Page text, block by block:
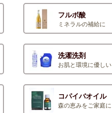
フルボ酸
ミネラルの補給に
洗濯洗剤
お肌と環境に優しい
コパイバオイル
森の恵みをご家庭に